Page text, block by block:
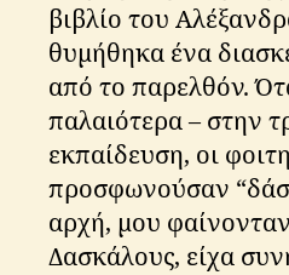
βιβλίο του
θυμήθηκα ένα
από το παρελθόν.
παλαιότερα – στην
εκπαίδευση, οι
προσφωνούσαν
αρχή, μου
Δασκάλους, είχα